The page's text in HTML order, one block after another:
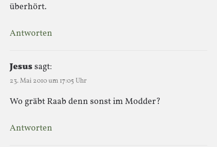
überhört.
Antworten
Jesussagt:
23. Mai 2010 um 17:05 Uhr
Wo gräbt Raab denn sonst im Modder?
Antworten